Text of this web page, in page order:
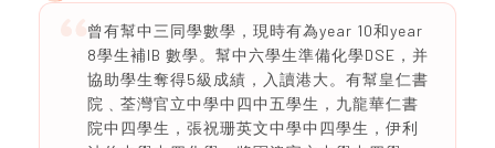
曾有幫中三同學數學，現時有為year 10和year
8學生補IB 數學。幫中六學生準備化學DSE，并
協助學生奪得5級成績，入讀港大。有幫皇仁書
院﹑荃灣官立中學中四中五學生，九龍華仁書
院中四學生，張祝珊英文中學中四學生，伊利